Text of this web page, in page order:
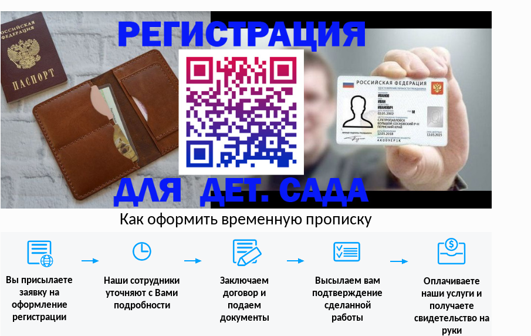
Как оформить временную прописку
Вы присылаете
заявку на
оформление
регистрации
Наши сотрудники
уточняют с Вами
подробности
Заключаем
договор и
подаем
документы
Высылаем вам
подтверждение
сделанной
работы
Оплачиваете
наши услуги и
получаете
свидетельство на
руки